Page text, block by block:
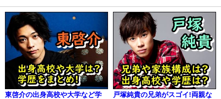
東啓介の出身高校や大学など学
戸塚純貴の兄弟がスゴイ!両親な